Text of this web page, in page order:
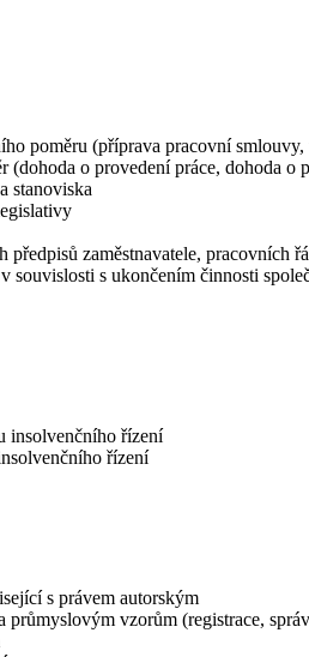
poměru (příprava pracovní
o provedení práce, dohoda o
stanoviska
zaměstnavatele, pracovních
souvislosti s ukončením činnosti
insolvenčního řízení
řízení
s právem autorským
vzorům (registrace,